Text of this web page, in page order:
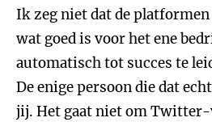
Ik zeg niet dat de
wat goed is voor het ene
automatisch tot succes te
De enige persoon die dat
jij. Het gaat niet om Twitter-